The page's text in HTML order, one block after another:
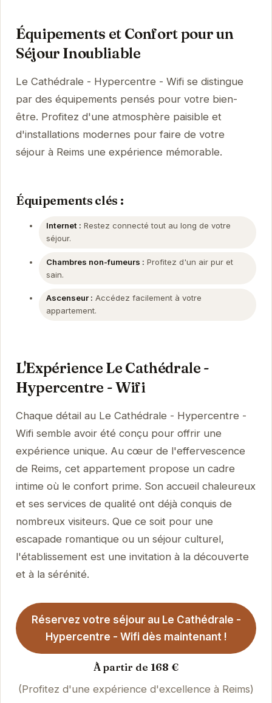
Équipements et Confort pour un
Séjour Inoubliable
Le Cathédrale - Hypercentre - Wifi se distingue
par des équipements pensés pour votre bien-
être. Profitez d'une atmosphère paisible et
d'installations modernes pour faire de votre
séjour à Reims une expérience mémorable.
Équipements clés :
Internet : Restez connecté tout au long de votre
séjour.
Chambres non-fumeurs : Profitez d'un air pur et
sain.
Ascenseur : Accédez facilement à votre
appartement.
L'Expérience Le Cathédrale -
Hypercentre - Wifi
Chaque détail au Le Cathédrale - Hypercentre -
Wifi semble avoir été conçu pour offrir une
expérience unique. Au cœur de l'effervescence
de Reims, cet appartement propose un cadre
intime où le confort prime. Son accueil chaleureux
et ses services de qualité ont déjà conquis de
nombreux visiteurs. Que ce soit pour une
escapade romantique ou un séjour culturel,
l'établissement est une invitation à la découverte
et à la sérénité.
Réservez votre séjour au Le Cathédrale -
Hypercentre - Wifi dès maintenant !
À partir de 168 €
(Profitez d'une expérience d'excellence à Reims)